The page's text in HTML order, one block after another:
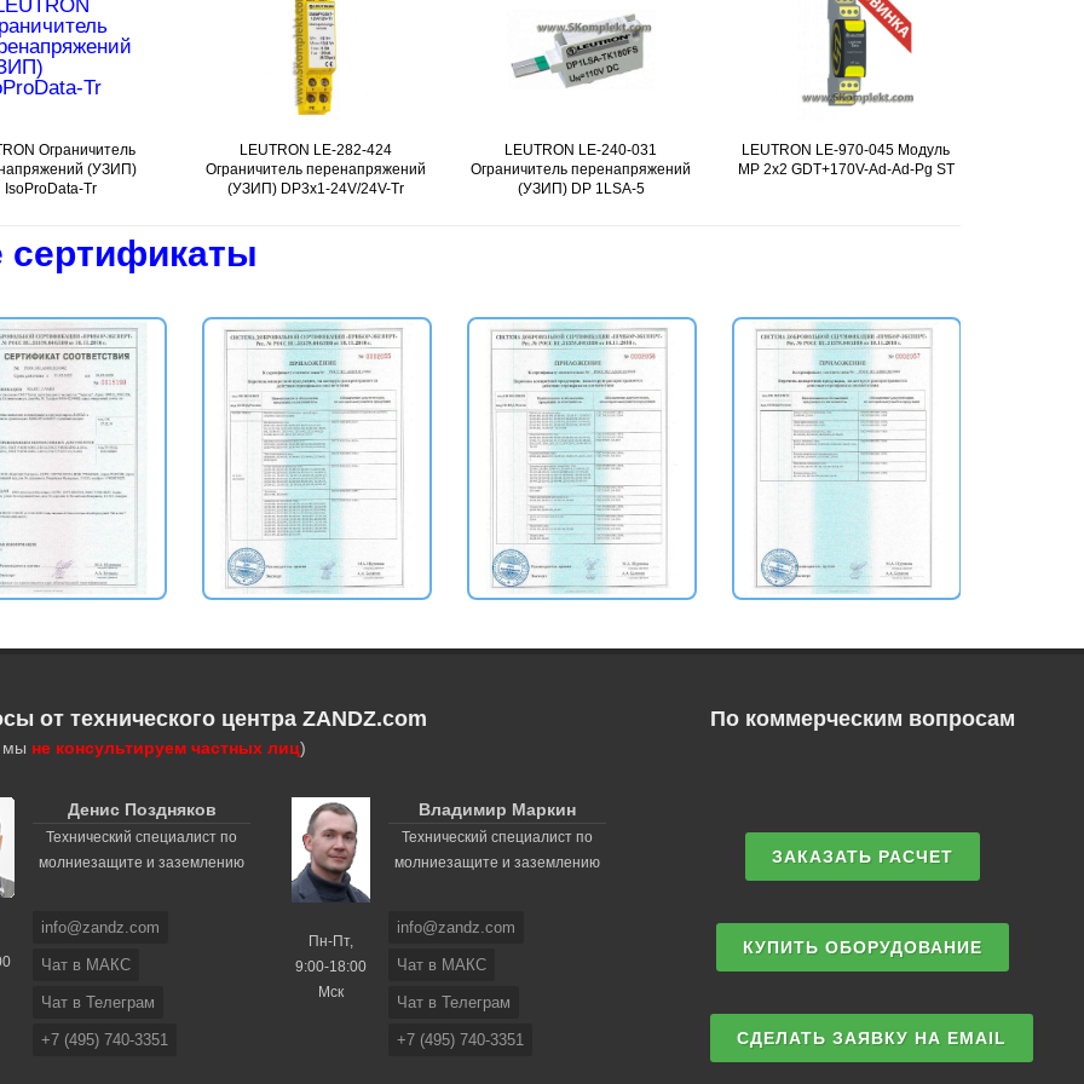
Подробнее
Ограничитель
(УЗИП)
IsoProData-Tr
Подробнее
LEUTRON LE-282-424
Ограничитель перенапряжений
(УЗИП) DP3x1-24V/24V-Tr
Подробнее
LEUTRON LE-240-031
Ограничитель перенапряжений
(УЗИП) DP 1LSA-5
Подробнее
LEUTRON LE-970-045 Модуль
MP 2x2 GDT+170V-Ad-Ad-Pg ST
сертификаты
от технического центра ZANDZ.com
мы не консультируем частных лиц)
Денис Поздняков
Технический специалист по
молниезащите и заземлению
info@zandz.com
Чат в МАКС
Чат в Телеграм
+7 (495) 740-3351
Пн-Пт,
9:00-18:00
Мск
Владимир Маркин
Технический специалист по
молниезащите и заземлению
info@zandz.com
Чат в МАКС
Чат в Телеграм
+7 (495) 740-3351
По коммерческим вопросам
ЗАКАЗАТЬ РАСЧЕТ
КУПИТЬ ОБОРУДОВАНИЕ
СДЕЛАТЬ ЗАЯВКУ НА EMAIL